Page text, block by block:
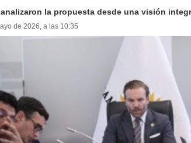
la propuesta desde una visión
de 2026, a las 10:35